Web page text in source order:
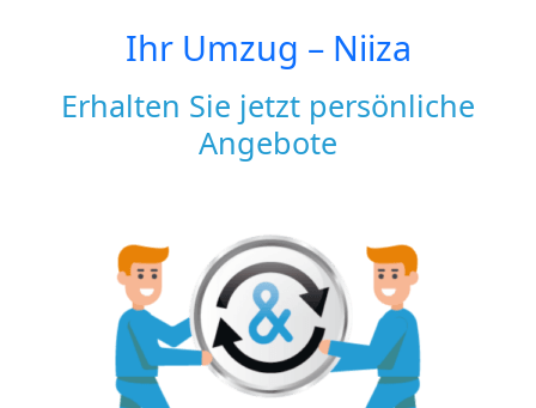
Ihr Umzug – Niiza
Erhalten Sie jetzt persönliche
Angebote